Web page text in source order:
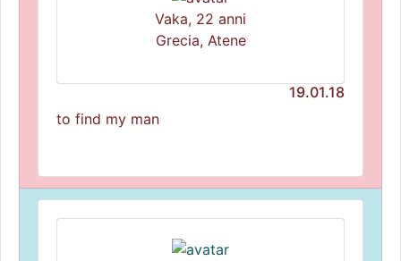
Vaka, 22 anni
Grecia, Atene
19.01.18
to find my man